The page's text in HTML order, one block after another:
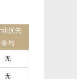
优先
参与
无
无